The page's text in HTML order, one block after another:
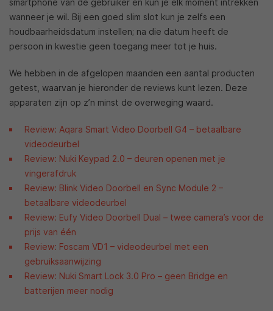
smartphone van de gebruiker en kun je elk moment intrekken
wanneer je wil. Bij een goed slim slot kun je zelfs een
houdbaarheidsdatum instellen; na die datum heeft de
persoon in kwestie geen toegang meer tot je huis.
We hebben in de afgelopen maanden een aantal producten
getest, waarvan je hieronder de reviews kunt lezen. Deze
apparaten zijn op z’n minst de overweging waard.
Review: Aqara Smart Video Doorbell G4 – betaalbare
videodeurbel
Review: Nuki Keypad 2.0 – deuren openen met je
vingerafdruk
Review: Blink Video Doorbell en Sync Module 2 –
betaalbare videodeurbel
Review: Eufy Video Doorbell Dual – twee camera’s voor de
prijs van één
Review: Foscam VD1 – videodeurbel met een
gebruiksaanwijzing
Review: Nuki Smart Lock 3.0 Pro – geen Bridge en
batterijen meer nodig